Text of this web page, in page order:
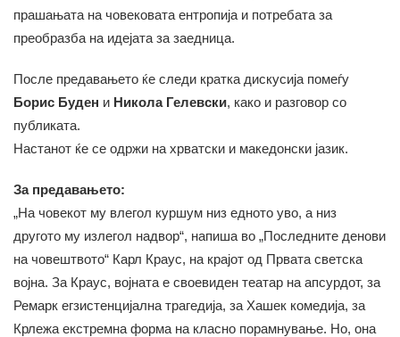
прашањата на човековата ентропија и потребата за
преобразба на идејата за заедница.
После предавањето ќе следи кратка дискусија помеѓу
Борис Буден и Никола Гелевски, како и разговор со
публиката.
Настанот ќе се одржи на хрватски и македонски јазик.
За предавањето:
„На човекот му влегол куршум низ едното уво, а низ
другото му излегол надвор“, напиша во „Последните денови
на човештвото“ Карл Краус, на крајот од Првата светска
војна. За Краус, војната е своевиден театар на апсурдот, за
Ремарк егзистенцијална трагедија, за Хашек комедија, за
Крлежа екстремна форма на класно порамнување. Но, она